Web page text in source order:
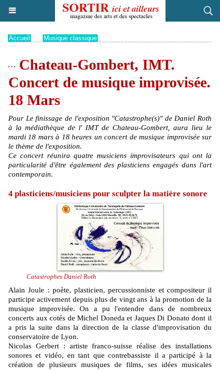
Accueil Musique classique
Chateau-Gombert, IMT.
Concert de musique improvisée.
18 Mars
Pour Le finissage de l'exposition "Catastrophe(s)" de Daniel Roth
à la médiathèque de l' IMT de Chateau-Gombert, aura lieu le
mardi 18 mars à 18 heures un concert de musique improvisée sur
le thème de l'exposition.
Ce concert réunira quatre musiciens improvisateurs qui ont la
particularité d'être également des plasticiens engagés dans l'art
contemporain.
4 plasticiens/musiciens pour sculpter la matière sonore
Catastrophes Daniel Roth
Alain Joule : poète, plasticien, percussionniste et compositeur il
participe activement depuis plus de vingt ans à la promotion de la
musique improvisée. On a pu l'entendre dans de nombreux
concerts aux cotés de Michel Doneda et Jaques Di Donato dont il
a pris la suite dans la direction de la classe d'improvisation du
conservatoire de Lyon.
Nicolas Gerbert : artiste franco-suisse réalise des installations
sonores et vidéo, en tant que contrebassiste il a participé à la
création de plusieurs musiques de films, ses idées musicales